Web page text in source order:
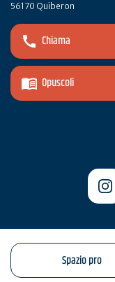
56170 Quiberon
Chiama
Opuscoli
Spazio pro